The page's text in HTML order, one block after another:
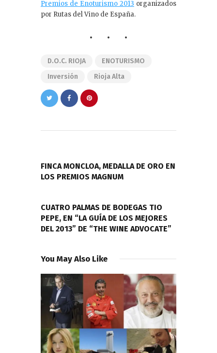
Premios de Enoturismo 2013 organizados
por Rutas del Vino de España.
D.O.C. RIOJA
ENOTURISMO
Inversión
Rioja Alta
entradas
FINCA MONCLOA, MEDALLA DE ORO EN
LOS PREMIOS MAGNUM
CUATRO PALMAS DE BODEGAS TIO
PEPE, EN “LA GUÍA DE LOS MEJORES
DEL 2013” DE “THE WINE ADVOCATE”
You May Also Like